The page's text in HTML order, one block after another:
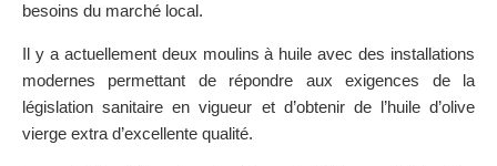
besoins du marché local.
Il y a actuellement deux moulins à huile avec des installations
modernes permettant de répondre aux exigences de la
législation sanitaire en vigueur et d’obtenir de l’huile d’olive
vierge extra d’excellente qualité.